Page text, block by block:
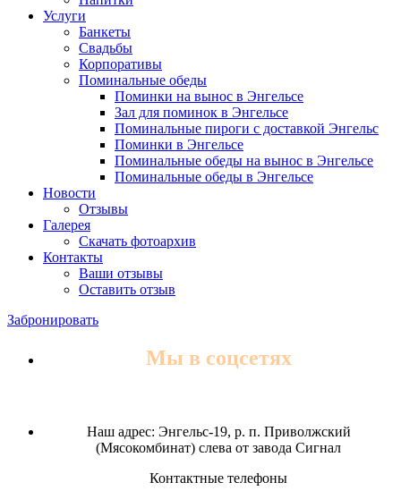
Услуги
Банкеты
Свадьбы
Корпоративы
Поминальные обеды
Поминки на вынос в Энгельсе
Зал для поминок в Энгельсе
Поминальные пироги с доставкой Энгельс
Поминки в Энгельсе
Поминальные обеды на вынос в Энгельсе
Поминальные обеды в Энгельсе
Новости
Отзывы
Галерея
Скачать фотоархив
Контакты
Ваши отзывы
Оставить отзыв
Забронировать
Мы в соцсетях
Наш адрес: Энгельс-19, р. п. Приволжский
(Мясокомбинат) слева от завода Сигнал
Контактные телефоны